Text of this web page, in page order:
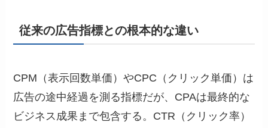
従来の広告指標との根本的な違い
CPM（表示回数単価）やCPC（クリック単価）は
広告の途中経過を測る指標だが、CPAは最終的な
ビジネス成果まで包含する。CTR（クリック率）